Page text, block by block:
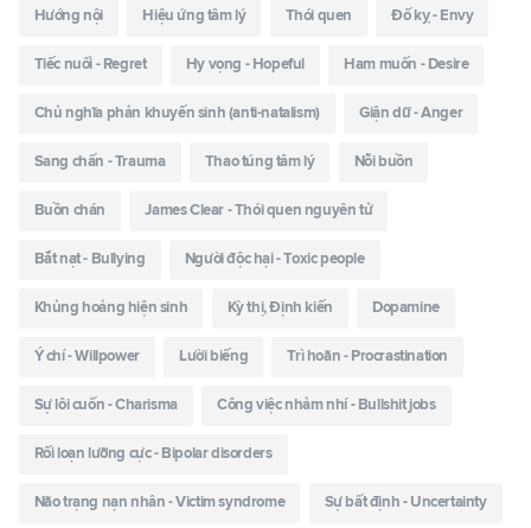
Hướng nội Hiệu ứng tâm lý Thói quen Đố kỵ - Envy
Tiếc nuối - Regret Hy vọng - Hopeful Ham muốn - Desire
Chủ nghĩa phản khuyến sinh (anti-natalism) Giận dữ - Anger
Sang chấn - Trauma Thao túng tâm lý Nỗi buồn
Buồn chán James Clear - Thói quen nguyên tử
Bắt nạt - Bullying Người độc hại - Toxic people
Khủng hoảng hiện sinh Kỳ thị, Định kiến Dopamine
Ý chí - Willpower Lười biếng Trì hoãn - Procrastination
Sự lôi cuốn - Charisma Công việc nhảm nhí - Bullshit jobs
Rối loạn lưỡng cực - Bipolar disorders
Não trạng nạn nhân - Victim syndrome Sự bất định - Uncertainty